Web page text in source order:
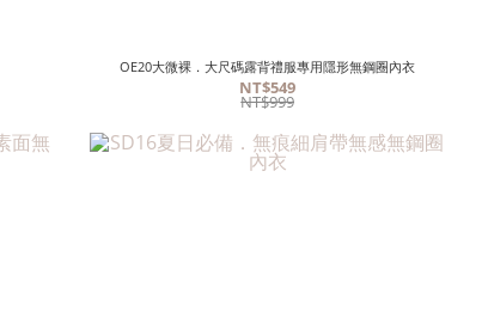
OE20大微裸．大尺碼露背禮服專用隱形無鋼圈內衣
NT$549
NT$999